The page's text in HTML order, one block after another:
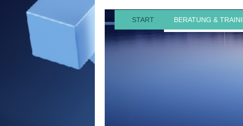
START BERATUNG &